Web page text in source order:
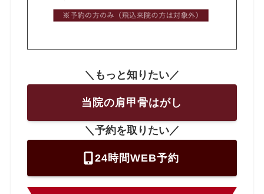
＼もっと知りたい／
当院の肩甲骨はがし
＼予約を取りたい／
24時間WEB予約